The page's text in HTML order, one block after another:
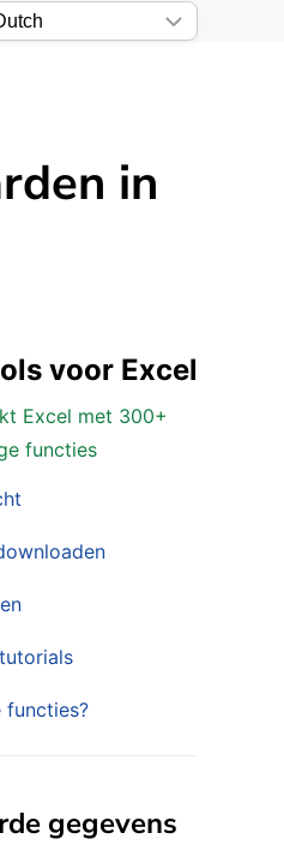
in
voor Excel
Excel met 300+
functies
functies?
gegevens